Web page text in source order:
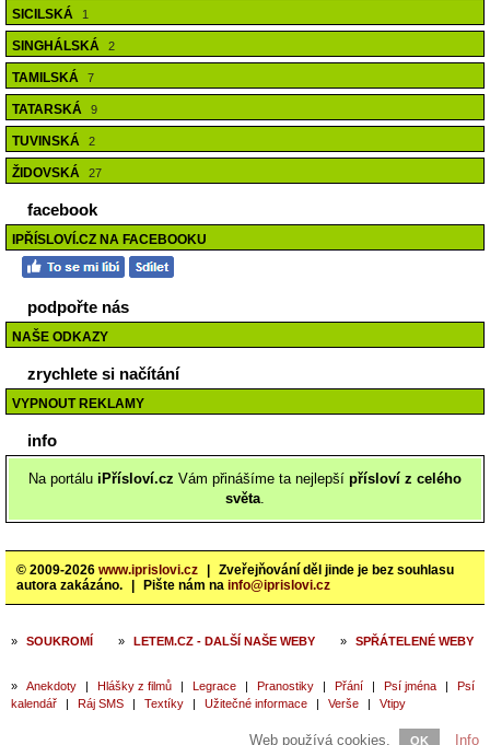
SICILSKÁ 1
SINGHÁLSKÁ 2
TAMILSKÁ 7
TATARSKÁ 9
TUVINSKÁ 2
ŽIDOVSKÁ 27
facebook
IPŘÍSLOVÍ.CZ NA FACEBOOKU
podpořte nás
NAŠE ODKAZY
zrychlete si načítání
VYPNOUT REKLAMY
info
Na portálu iPřísloví.cz Vám přinášíme ta nejlepší přísloví z celého
světa.
© 2009-2026 www.iprislovi.cz
Zveřejňování děl jinde je bez souhlasu
autora zakázáno.
Pište nám na info@iprislovi.cz
» SOUKROMÍ » LETEM.CZ - DALŠÍ NAŠE WEBY » SPŘÁTELENÉ WEBY
» Anekdoty | Hlášky z filmů | Legrace | Pranostiky | Přání | Psí jména |
Psí
kalendář
| Ráj SMS | Textíky | Užitečné informace | Verše | Vtipy
Web používá cookies. OK Info